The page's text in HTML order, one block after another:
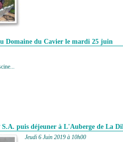
Domaine du Cavier le mardi 25 juin
puis déjeuner à L'Auberge de La
Jeudi 6 Juin 2019 à 10h00